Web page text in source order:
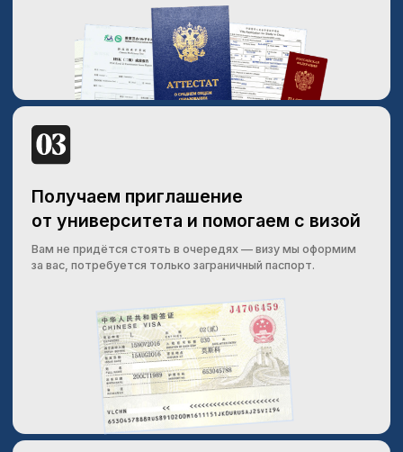
ОТВЕЧАЕМ НА
ВОПРОСЫ
Вы помогаете с учебной Визой? Как ее
Мы оказываем полное сопровождение при
оформлении визы. Помогаем подготовить все
Наши специалисты поддерживают вас на каждом
этапе, чтобы процесс получения визы прошёл
максимально быстро и удобно.
Можно ли обучаться в Китае не на
китайском языке?
Да, возможно обучаться в Китае на других языках,